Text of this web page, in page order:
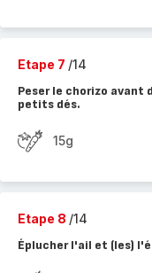
Etape 7 /14
Peser le chorizo avant
petits dés.
15g
Etape 8 /14
Éplucher l'ail et (les)